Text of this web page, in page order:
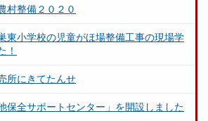
村整備２０２０
東小学校の児童がほ場整備工事の現場学
！
所にきてたんせ
保全サポートセンター」を開設しました